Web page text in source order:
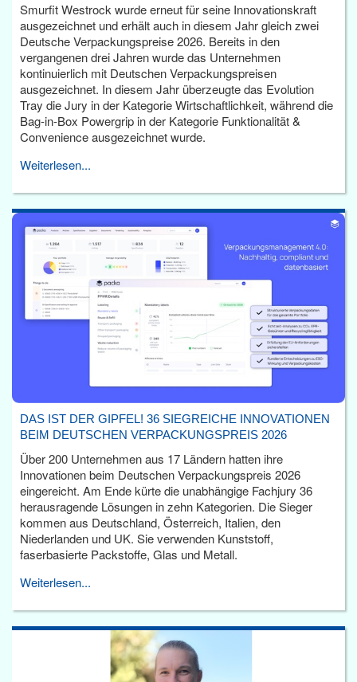
Smurfit Westrock wurde erneut für seine Innovationskraft
ausgezeichnet und erhält auch in diesem Jahr gleich zwei
Deutsche Verpackungspreise 2026. Bereits in den
vergangenen drei Jahren wurde das Unternehmen
kontinuierlich mit Deutschen Verpackungspreisen
ausgezeichnet. In diesem Jahr überzeugte das Evolution
Tray die Jury in der Kategorie Wirtschaftlichkeit, während die
Bag-in-Box Powergrip in der Kategorie Funktionalität &
Convenience ausgezeichnet wurde.
Weiterlesen...
DAS IST DER GIPFEL! 36 SIEGREICHE INNOVATIONEN
BEIM DEUTSCHEN VERPACKUNGSPREIS 2026
Über 200 Unternehmen aus 17 Ländern hatten ihre
Innovationen beim Deutschen Verpackungspreis 2026
eingereicht. Am Ende kürte die unabhängige Fachjury 36
herausragende Lösungen in zehn Kategorien. Die Sieger
kommen aus Deutschland, Österreich, Italien, den
Niederlanden und UK. Sie verwenden Kunststoff,
faserbasierte Packstoffe, Glas und Metall.
Weiterlesen...